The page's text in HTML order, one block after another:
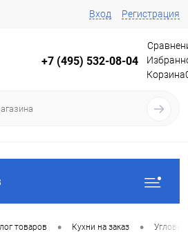
Вход Регистрация
+7 (495) 532-08-04
Корзина
товаров • Кухни на заказ •